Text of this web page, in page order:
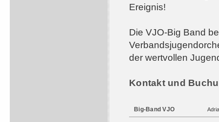
Ereignis!
Die VJO-Big Band
der wertvollen
Kontakt und
Big-Band VJO